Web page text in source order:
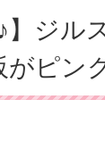
】ジル
がピン